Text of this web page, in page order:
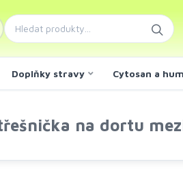
Doplňky stravy Cytosan a
na dortu